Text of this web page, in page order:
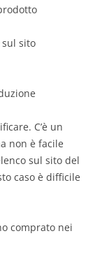
sul sito
C’è un
non è facile
sul sito del
caso è difficile
comprato nei